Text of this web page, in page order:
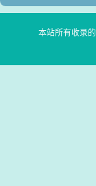
本站所有收录